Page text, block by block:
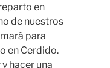
en
de nuestros
para
en Cerdido.
hacer una